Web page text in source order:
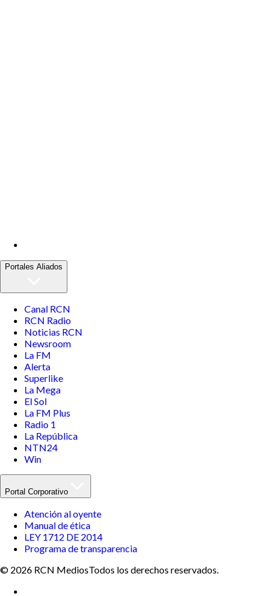
Portales Aliados
Canal RCN
RCN Radio
Noticias RCN
Newsroom
La FM
Alerta
Superlike
La Mega
El Sol
La FM Plus
Radio 1
La República
NTN24
Win
Portal Corporativo
Atención al oyente
Manual de ética
LEY 1712 DE 2014
Programa de transparencia
© 2026 RCN MediosTodos los derechos reservados.